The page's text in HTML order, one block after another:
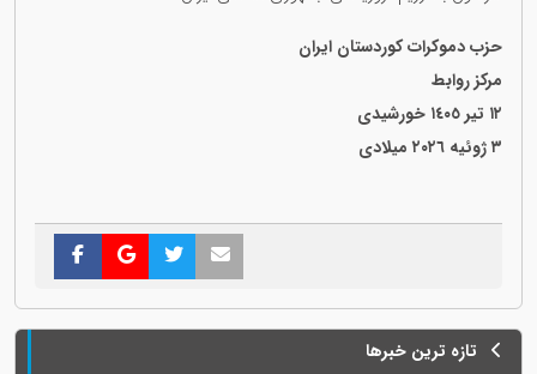
حزب دموکرات کوردستان ایران
مرکز روابط
١٢ تیر ١٤٠٥ خورشیدی
٣ ژوئیە ٢٠٢٦ میلادی
تازه ترین خبرها